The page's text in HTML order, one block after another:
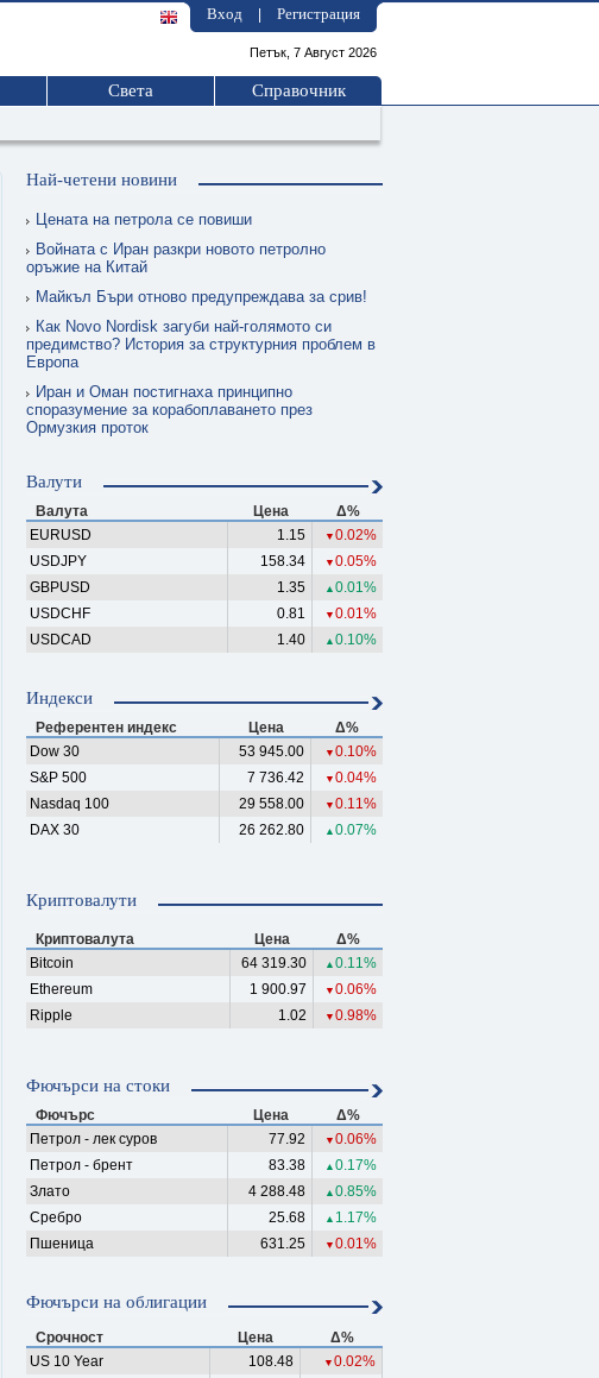
Вход Регистрация
Петък, 7 Август 2026
Света Справочник
Най-четени новини
Цената на петрола се повиши
Войната с Иран разкри новото петролно
оръжие на Китай
Майкъл Бъри отново предупреждава за срив!
Как Novo Nordisk загуби най-голямото си
предимство? История за структурния проблем в
Европа
Иран и Оман постигнаха принципно
споразумение за корабоплаването през
Ормузкия проток
Валути
Валута Цена
Δ%
EURUSD
1.15 ▼ 0.02%
USDJPY
158.34 ▼ 0.05%
GBPUSD
1.35 ▲ 0.01%
USDCHF
0.81 ▼ 0.01%
USDCAD
1.40 ▲ 0.10%
Индекси
Референтен индекс Цена
Δ%
Dow 30
53 945.00 ▼ 0.10%
S&P 500
7 736.42 ▼ 0.04%
Nasdaq 100
29 558.00 ▼ 0.11%
DAX 30
26 262.80 ▲ 0.07%
Криптовалути
Криптовалута Цена
Δ%
Bitcoin
64 319.30 ▲ 0.11%
Ethereum
1 900.97 ▼ 0.06%
Ripple
1.02 ▼ 0.98%
Фючърси на стоки
Фючърс Цена
Δ%
Петрол - лек суров
77.92 ▼ 0.06%
Петрол - брент
83.38 ▲ 0.17%
Злато
4 288.48 ▲ 0.85%
Сребро
25.68 ▲ 1.17%
Пшеница
631.25 ▼ 0.01%
Фючърси на облигации
Срочност Цена
Δ%
US 10 Year
108.48 ▼ 0.02%